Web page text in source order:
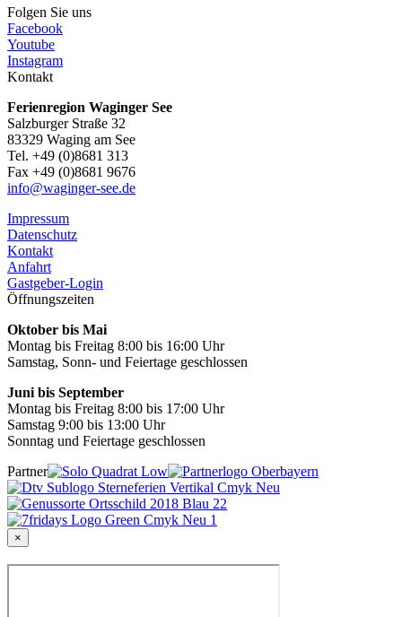
Folgen Sie uns
Facebook
Youtube
Instagram
Kontakt
Ferienregion Waginger See
Salzburger Straße 32
83329 Waging am See
Tel. +49 (0)8681 313
Fax +49 (0)8681 9676
info@waginger-see.de
Impressum
Datenschutz
Kontakt
Anfahrt
Gastgeber-Login
Öffnungszeiten
Oktober bis Mai
Montag bis Freitag 8:00 bis 16:00 Uhr
Samstag, Sonn- und Feiertage geschlossen
Juni bis September
Montag bis Freitag 8:00 bis 17:00 Uhr
Samstag 9:00 bis 13:00 Uhr
Sonntag und Feiertage geschlossen
Partner
×